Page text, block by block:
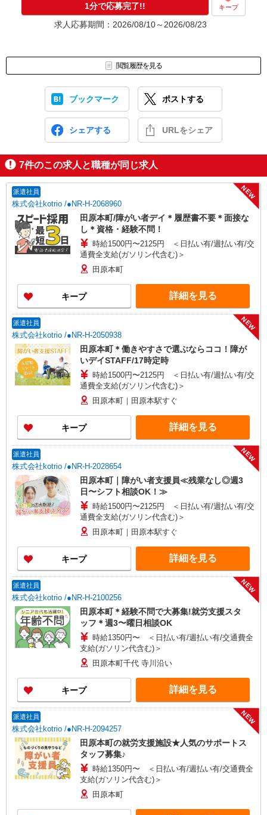
1分で応募完了!! キープ
求人応募期間：2026/08/10～2026/08/23
閲覧履歴を見る
ブックマーク ポストする
シェアする URLをシェア
7件のこの求人と職種が同じ求人
派遣社員
株式会社kotrio /●NR-H-2068960
NEW
田原本町/障がい者デイ＊履歴書不要＊面接な
し＊資格・経験不問！
時給1500円〜2125円 ＜日払い有/週払い有/交
通費全支給(ガソリン代含む)＞
田原本町
キープ 詳細を見る
派遣社員
株式会社kotrio /●NR-H-2050938
NEW
田原本町＊働きやすさで選ぶならココ！障が
いデイSTAFF/17時定時
時給1500円〜2125円 ＜日払い有/週払い有/交
通費全支給(ガソリン代含む)＞
田原本町｜田原本駅すぐ
キープ 詳細を見る
派遣社員
株式会社kotrio /●NR-H-2028654
NEW
田原本町｜障がい者支援員≪残業なし◎週3
日〜シフト相談OK！≫
時給1500円〜2125円 ＜日払い有/週払い有/交
通費全支給(ガソリン代含む)＞
田原本町｜田原本駅すぐ
キープ 詳細を見る
派遣社員
株式会社kotrio /●NR-H-2100256
NEW
田原本町＊経験不問で大募集!就労支援スタ
ッフ＊週3〜曜日相談OK
時給1350円〜 ＜日払い有/週払い有/交通費全
支給(ガソリン代含む)＞
田原本町千代 寺川沿い
キープ 詳細を見る
派遣社員
株式会社kotrio /●NR-H-2094257
NEW
田原本町の就労支援施設★人気のサポートス
タッフ募集♪
時給1350円〜 ＜日払い有/週払い有/交通費全
支給(ガソリン代含む)＞
田原本町